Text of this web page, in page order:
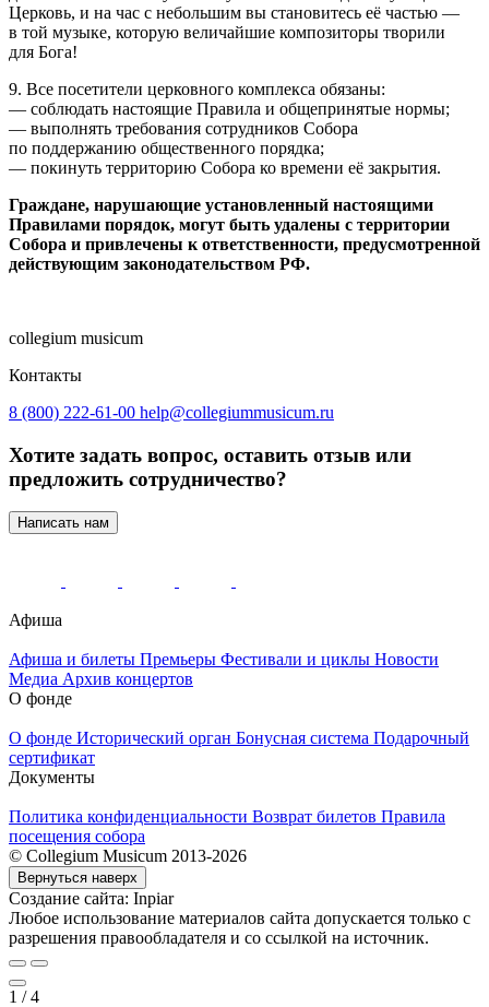
Церковь, и на час с небольшим вы становитесь её частью —
в той музыке, которую величайшие композиторы творили
для Бога!
9. Все посетители церковного комплекса обязаны:
— соблюдать настоящие Правила и общепринятые нормы;
— выполнять требования сотрудников Собора
по поддержанию общественного порядка;
— покинуть территорию Собора ко времени её закрытия.
Граждане, нарушающие установленный настоящими
Правилами порядок, могут быть удалены с территории
Собора и привлечены к ответственности, предусмотренной
действующим законодательством РФ.
collegium musicum
Контакты
8 (800) 222-61-00 help@collegiummusicum.ru
Хотите задать вопрос, оставить отзыв или
предложить сотрудничество?
Написать нам
Афиша
Афиша и билеты Премьеры Фестивали и циклы Новости
Медиа Архив концертов
О фонде
О фонде Исторический орган Бонусная система Подарочный
сертификат
Документы
Политика конфиденциальности Возврат билетов Правила
посещения собора
© Collegium Musicum 2013-2026
Вернуться наверх
Создание сайта: Inpiar
Любое использование материалов сайта допускается только с
разрешения правообладателя и со ссылкой на источник.
1 /4